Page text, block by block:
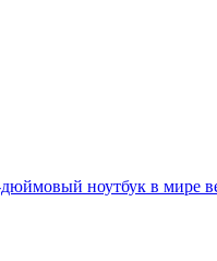
ноутбук в мире